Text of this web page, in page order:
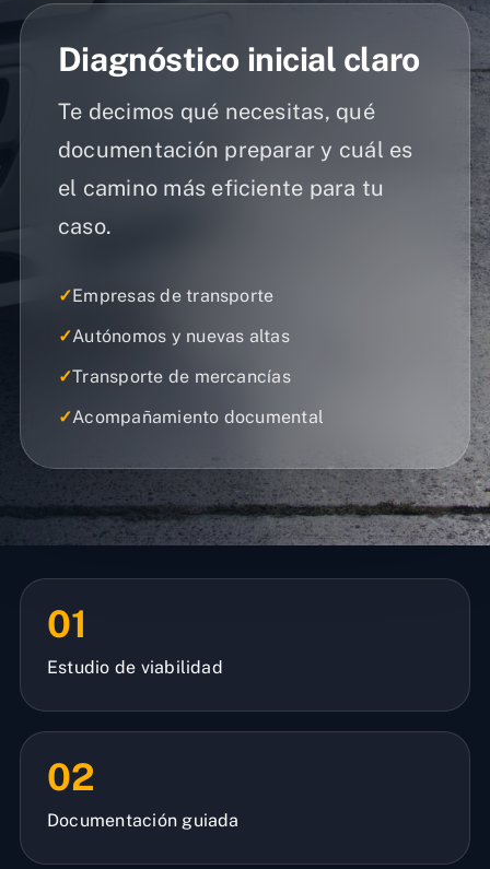
Diagnóstico inicial claro
Te decimos qué necesitas, qué
documentación preparar y cuál es
el camino más eficiente para tu
caso.
✓Empresas de transporte
✓Autónomos y nuevas altas
✓Transporte de mercancías
✓Acompañamiento documental
01
Estudio de viabilidad
02
Documentación guiada